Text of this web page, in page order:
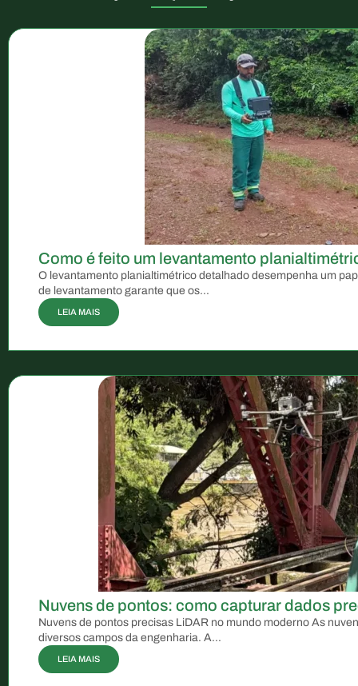
Como é feito um levantamento
O levantamento planialtimétrico detalhado desempenha um
de levantamento garante que os...
LEIA MAIS
Nuvens de pontos: como capturar dados
Nuvens de pontos precisas LiDAR no mundo moderno As
diversos campos da engenharia. A...
LEIA MAIS